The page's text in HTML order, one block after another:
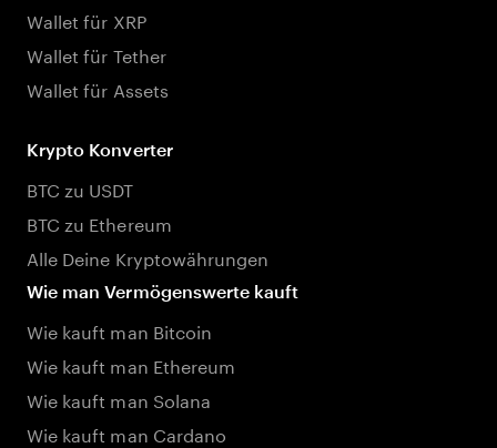
Wallet für XRP
Wallet für Tether
Wallet für Assets
Krypto Konverter
BTC zu USDT
BTC zu Ethereum
Alle Deine Kryptowährungen
Wie man Vermögenswerte kauft
Wie kauft man Bitcoin
Wie kauft man Ethereum
Wie kauft man Solana
Wie kauft man Cardano